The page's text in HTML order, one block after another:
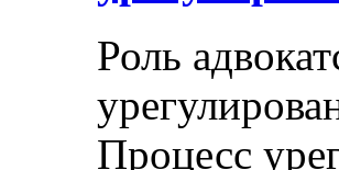
Роль
Процесс